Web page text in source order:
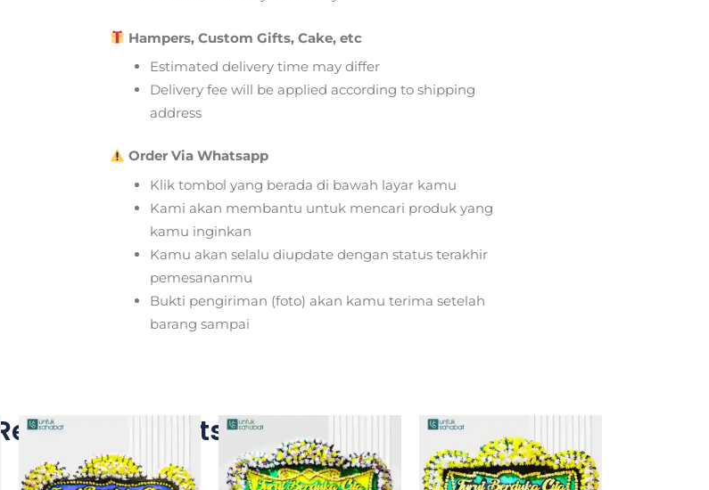
Hampers, Custom Gifts, Cake, etc
Estimated delivery time may differ
Delivery fee will be applied according to shipping
address
Order Via Whatsapp
Klik tombol yang berada di bawah layar kamu
Kami akan membantu untuk mencari produk yang
kamu inginkan
Kamu akan selalu diupdate dengan status terakhir
pemesananmu
Bukti pengiriman (foto) akan kamu terima setelah
barang sampai
Related Products